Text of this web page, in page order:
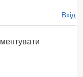
Вхід